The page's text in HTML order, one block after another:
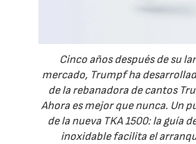
Cinco años después de su
mercado, Trumpf ha
de la rebanadora de cantos
Ahora es mejor que nunca. Un
de la nueva TKA 1500: la guía
inoxidable facilita el